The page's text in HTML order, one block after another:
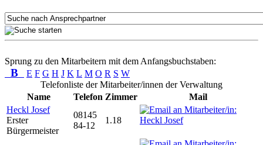
Sprung zu den Mitarbeitern mit dem Anfangsbuchstaben:
B E F G H J K L M O R S W
Telefonliste der Mitarbeiter/innen der Verwaltung
Name
Telefon Zimmer
Mail
Heckl Josef
Erster
Bürgermeister
08145
84-12
1.18